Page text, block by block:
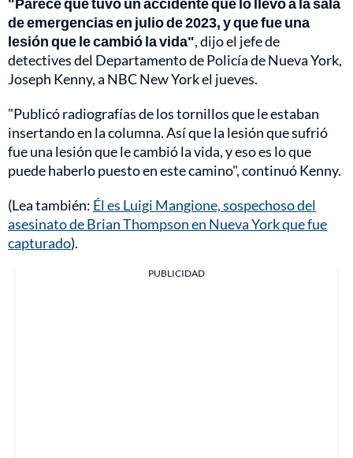
de emergencias en julio de 2023, y que fue una
lesión que le cambió la vida", dijo el jefe de
detectives del Departamento de Policía de Nueva York,
Joseph Kenny, a NBC New York el jueves.
"Publicó radiografías de los tornillos que le estaban
insertando en la columna. Así que la lesión que sufrió
fue una lesión que le cambió la vida, y eso es lo que
puede haberlo puesto en este camino", continuó Kenny.
(Lea también: Él es Luigi Mangione, sospechoso del
asesinato de Brian Thompson en Nueva York que fue
capturado).
PUBLICIDAD